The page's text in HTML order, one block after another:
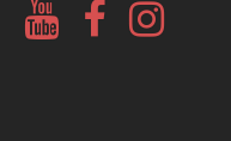
Youtube
Glockenberatung
Facebook
Glockenbörse